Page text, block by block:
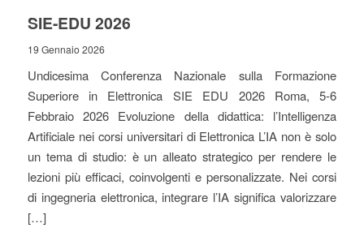
SIE-EDU 2026
19 Gennaio 2026
Undicesima Conferenza Nazionale sulla Formazione
Superiore in Elettronica SIE EDU 2026 Roma, 5-6
Febbraio 2026 Evoluzione della didattica: l’Intelligenza
Artificiale nei corsi universitari di Elettronica L’IA non è solo
un tema di studio: è un alleato strategico per rendere le
lezioni più efficaci, coinvolgenti e personalizzate. Nei corsi
di ingegneria elettronica, integrare l’IA significa valorizzare
[…]